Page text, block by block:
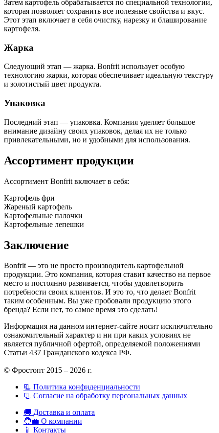
Затем картофель обрабатывается по специальной технологии,
которая позволяет сохранить все полезные свойства и вкус.
Этот этап включает в себя очистку, нарезку и блаширование
картофеля.
Жарка
Следующий этап — жарка. Bonfrit использует особую
технологию жарки, которая обеспечивает идеальную текстуру
и золотистый цвет продукта.
Упаковка
Последний этап — упаковка. Компания уделяет большое
внимание дизайну своих упаковок, делая их не только
привлекательными, но и удобными для использования.
Ассортимент продукции
Ассортимент Bonfrit включает в себя:
Картофель фри
Жареный картофель
Картофельные палочки
Картофельные лепешки
Заключение
Bonfrit — это не просто производитель картофельной
продукции. Это компания, которая ставит качество на первое
место и постоянно развивается, чтобы удовлетворить
потребности своих клиентов. И это то, что делает Bonfrit
таким особенным. Вы уже пробовали продукцию этого
бренда? Если нет, то самое время это сделать!
Информация на данном интернет-сайте носит исключительно
ознакомительный характер и ни при каких условиях не
является публичной офертой, определяемой положениями
Статьи 437 Гражданского кодекса РФ.
© Фростопт 2015 – 2026 г.
📃 Политика конфиденциальности
📃 Согласие на обработку персональных данных
🚚 Доставка и оплата
🧑‍💼 О компании
📱 Контакты